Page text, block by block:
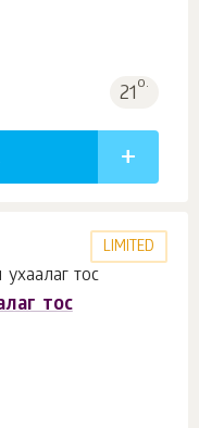
21о.
LIMITED
тос